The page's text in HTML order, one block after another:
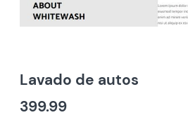
Lavado de autos
399.99